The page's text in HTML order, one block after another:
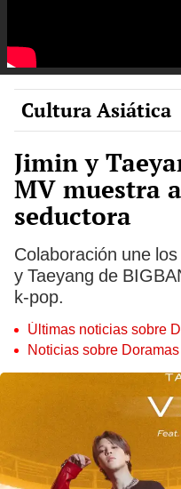
Cultura Asiática
Jimin y
MV muestra
seductora
Colaboración une
y Taeyang de
k-pop.
Últimas noticias sobre
Noticias sobre Doramas